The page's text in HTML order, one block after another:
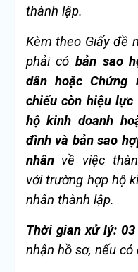
thành lập.
Kèm theo Giấy đề
phải có bản sao
dân hoặc Chứng
chiếu còn hiệu lực
hộ kinh doanh
đình và bản sao
nhânvề việc
với trường hợp hộ
nhân thành lập.
Thời gian xử lý:
nhận hồ sơ, nếu